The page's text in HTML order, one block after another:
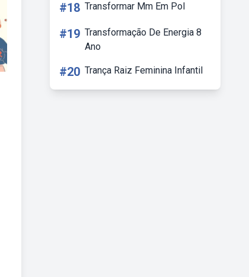
#18 Transformar Mm Em Pol
#19 Transformação De Energia 8
Ano
#20 Trança Raiz Feminina Infantil